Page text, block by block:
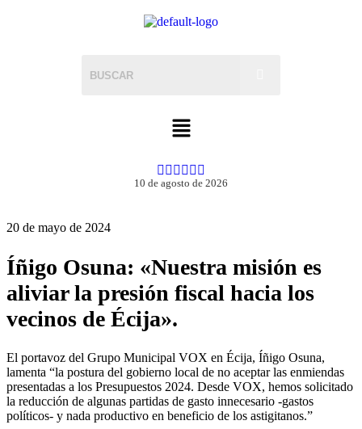
10 de agosto de 2026
20 de mayo de 2024
Íñigo Osuna: «Nuestra misión es
aliviar la presión fiscal hacia los
vecinos de Écija».
El portavoz del Grupo Municipal VOX en Écija, Íñigo Osuna,
lamenta “la postura del gobierno local de no aceptar las enmiendas
presentadas a los Presupuestos 2024. Desde VOX, hemos solicitado
la reducción de algunas partidas de gasto innecesario -gastos
políticos- y nada productivo en beneficio de los astigitanos.”